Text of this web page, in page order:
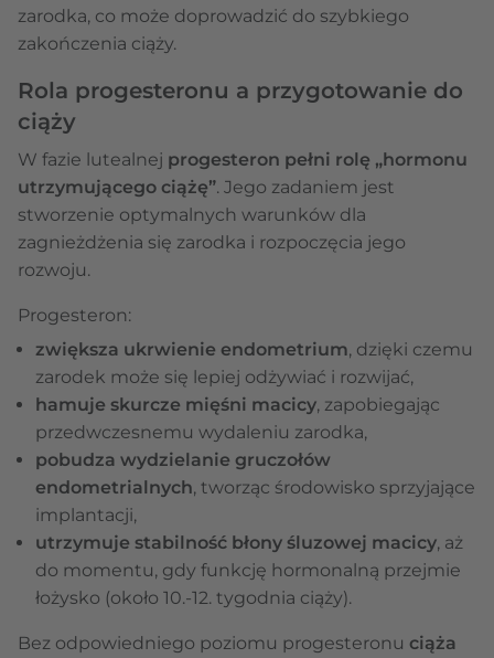
zarodka, co może doprowadzić do szybkiego
zakończenia ciąży.
Rola progesteronu a przygotowanie do
ciąży
W fazie lutealnej progesteron pełni rolę „hormonu
utrzymującego ciążę”. Jego zadaniem jest
stworzenie optymalnych warunków dla
zagnieżdżenia się zarodka i rozpoczęcia jego
rozwoju.
Progesteron:
zwiększa ukrwienie endometrium, dzięki czemu
zarodek może się lepiej odżywiać i rozwijać,
hamuje skurcze mięśni macicy, zapobiegając
przedwczesnemu wydaleniu zarodka,
pobudza wydzielanie gruczołów
endometrialnych, tworząc środowisko sprzyjające
implantacji,
utrzymuje stabilność błony śluzowej macicy, aż
do momentu, gdy funkcję hormonalną przejmie
łożysko (około 10.-12. tygodnia ciąży).
Bez odpowiedniego poziomu progesteronu ciąża